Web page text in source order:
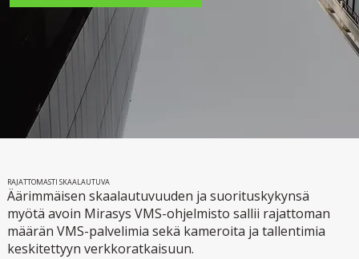
RAJATTOMASTI SKAALAUTUVA
Äärimmäisen skaalautuvuuden ja suorituskykynsä
myötä avoin Mirasys VMS-ohjelmisto sallii rajattoman
määrän VMS-palvelimia sekä kameroita ja tallentimia
keskitettyyn verkkoratkaisuun.